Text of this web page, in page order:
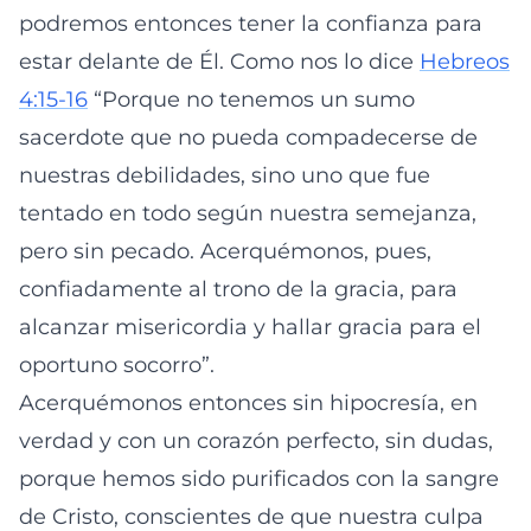
podremos entonces tener la confianza para
estar delante de Él. Como nos lo dice Hebreos
4:15-16 “Porque no tenemos un sumo
sacerdote que no pueda compadecerse de
nuestras debilidades, sino uno que fue
tentado en todo según nuestra semejanza,
pero sin pecado. Acerquémonos, pues,
confiadamente al trono de la gracia, para
alcanzar misericordia y hallar gracia para el
oportuno socorro”.
Acerquémonos entonces sin hipocresía, en
verdad y con un corazón perfecto, sin dudas,
porque hemos sido purificados con la sangre
de Cristo, conscientes de que nuestra culpa